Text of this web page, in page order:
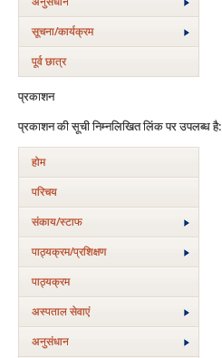
सूचना/कार्यक्रम
पूर्व छात्र
प्रकाशन
प्रकाशन की सूची निम्नलिखित लिंक पर उपलब्ध है:
होम
परिचय
संकाय/स्‍टाफ
पाठ्यक्रम/प्रशिक्षण
पाठ्यक्रम
अस्‍पताल सेवाएं
अनुसंधान